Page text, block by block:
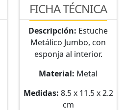
FICHA TÉCNICA
Descripción: Estuche
Metálico Jumbo, con
esponja al interior.
Material: Metal
Medidas: 8.5 x 11.5 x 2.2
cm